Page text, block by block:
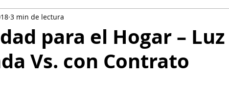
Residencial Más Barata
Energía Renovable Inicio de servicio de luz En Caso de Emergencia
para el Hogar – Luz
Vs. con Contrato
3 min de lectura